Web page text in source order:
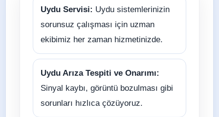
Uydu Servisi: Uydu sistemlerinizin
sorunsuz çalışması için uzman
ekibimiz her zaman hizmetinizde.
Uydu Arıza Tespiti ve Onarımı:
Sinyal kaybı, görüntü bozulması gibi
sorunları hızlıca çözüyoruz.